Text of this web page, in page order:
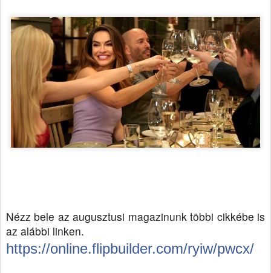
Nézz bele az augusztusi magazinunk többi cikkébe is
az alábbi linken.
https://online.flipbuilder.com/ryiw/pwcx/